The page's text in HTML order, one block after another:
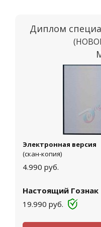
Диплом
Электронная версия
(скан-копия)
4.990 руб.
Настоящий Гознак
19.990 руб.